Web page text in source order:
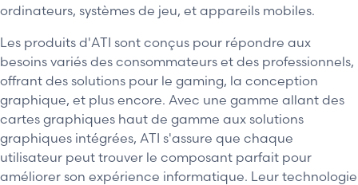
ordinateurs, systèmes de jeu, et appareils mobiles.
Les produits d'ATI sont conçus pour répondre aux
besoins variés des consommateurs et des professionnels,
offrant des solutions pour le gaming, la conception
graphique, et plus encore. Avec une gamme allant des
cartes graphiques haut de gamme aux solutions
graphiques intégrées, ATI s'assure que chaque
utilisateur peut trouver le composant parfait pour
améliorer son expérience informatique. Leur technologie